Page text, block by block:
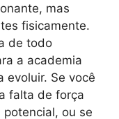
mas
fisicamente.
de todo
a academia
evoluir. Se você
falta de força
ou se